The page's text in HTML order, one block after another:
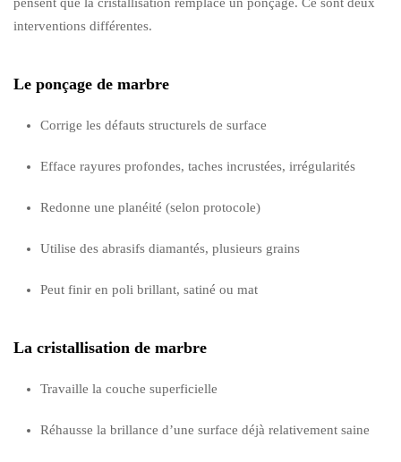
interventions différentes.
Le ponçage de marbre
Corrige les défauts structurels de surface
Efface rayures profondes, taches incrustées, irrégularités
Redonne une planéité (selon protocole)
Utilise des abrasifs diamantés, plusieurs grains
Peut finir en poli brillant, satiné ou mat
La cristallisation de marbre
Travaille la couche superficielle
Réhausse la brillance d’une surface déjà relativement saine